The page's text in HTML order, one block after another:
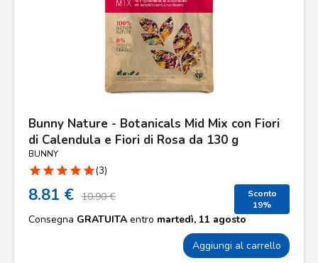
Bunny Nature - Botanicals Mid Mix con Fiori
di Calendula e Fiori di Rosa da 130 g
BUNNY
star star star star star(3)
8.81 € 10.90 €
Sconto
19%
Consegna GRATUITA entro martedì, 11 agosto
Aggiungi al carrello